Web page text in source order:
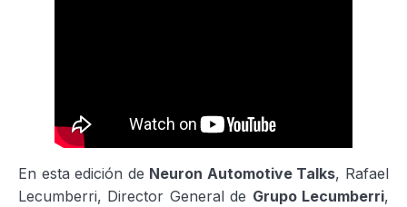
En esta edición de Neuron Automotive Talks, Rafael
Lecumberri, Director General de Grupo Lecumberri,